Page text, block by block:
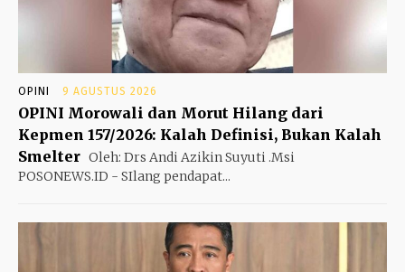
OPINI 9 AGUSTUS 2026
OPINI Morowali dan Morut Hilang dari
Kepmen 157/2026: Kalah Definisi, Bukan Kalah
Smelter Oleh: Drs Andi Azikin Suyuti .Msi
POSONEWS.ID - SIlang pendapat...